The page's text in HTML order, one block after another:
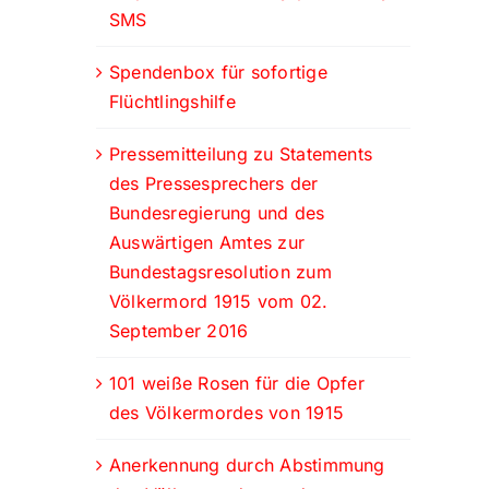
SMS
Spendenbox für sofortige
Flüchtlingshilfe
Pressemitteilung zu Statements
des Pressesprechers der
Bundesregierung und des
Auswärtigen Amtes zur
Bundestagsresolution zum
Völkermord 1915 vom 02.
September 2016
101 weiße Rosen für die Opfer
des Völkermordes von 1915
Anerkennung durch Abstimmung